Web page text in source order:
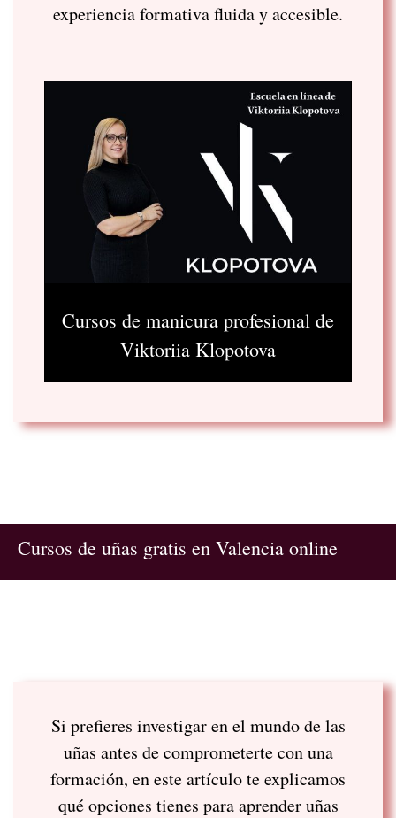
experiencia formativa fluida y accesible.
Cursos de manicura profesional de
Viktoriia Klopotova
Cursos de uñas gratis en Valencia online
Si prefieres investigar en el mundo de las
uñas antes de comprometerte con una
formación, en este artículo te explicamos
qué opciones tienes para aprender uñas